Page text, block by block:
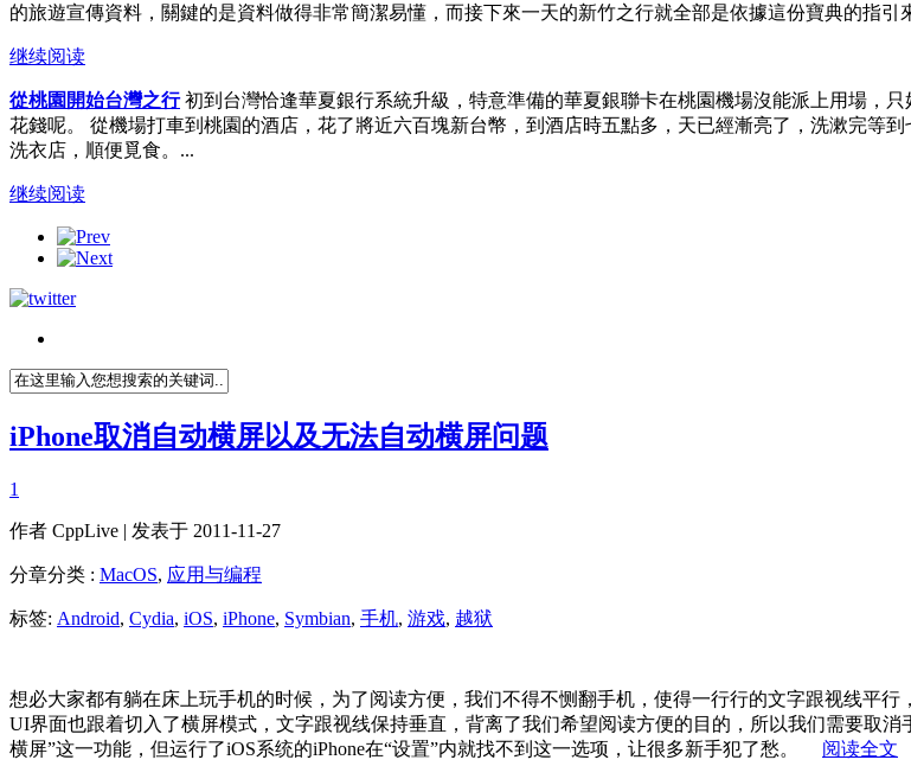
的旅遊宣傳資料，關鍵的是資料做得非常簡潔易懂，而接下來一天的新竹之行就全部是依據這份寶典的指引
继续阅读
從桃園開始台灣之行初到台灣恰逢華夏銀行系統升級，特意準備的華夏銀聯卡在桃園機場沒能派上用場，
花錢呢。 從機場打車到桃園的酒店，花了將近六百塊新台幣，到酒店時五點多，天已經漸亮了，洗漱完等
洗衣店，順便覓食。...
继续阅读
iPhone取消自动横屏以及无法自动横屏问题
1
作者 CppLive | 发表于 2011-11-27
分章分类 : MacOS, 应用与编程
标签: Android, Cydia, iOS, iPhone, Symbian, 手机, 游戏, 越狱
想必大家都有躺在床上玩手机的时候，为了阅读方便，我们不得不恻翻手机，使得一行行的文字跟视线平
UI界面也跟着切入了横屏模式，文字跟视线保持垂直，背离了我们希望阅读方便的目的，所以我们需要取消
横屏”这一功能，但运行了iOS系统的iPhone在“设置”内就找不到这一选项，让很多新手犯了愁。 阅读全文